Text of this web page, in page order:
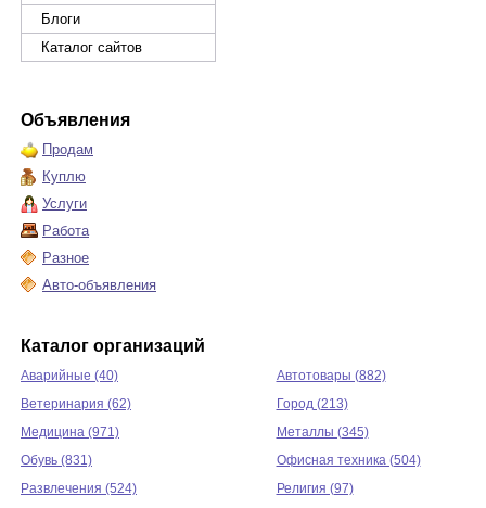
Блоги
Каталог сайтов
Объявления
Продам
Куплю
Услуги
Работа
Разное
Авто-объявления
Каталог организаций
Аварийные (40)
Автотовары (882)
Ветеринария (62)
Город (213)
Медицина (971)
Металлы (345)
Обувь (831)
Офисная техника (504)
Развлечения (524)
Религия (97)